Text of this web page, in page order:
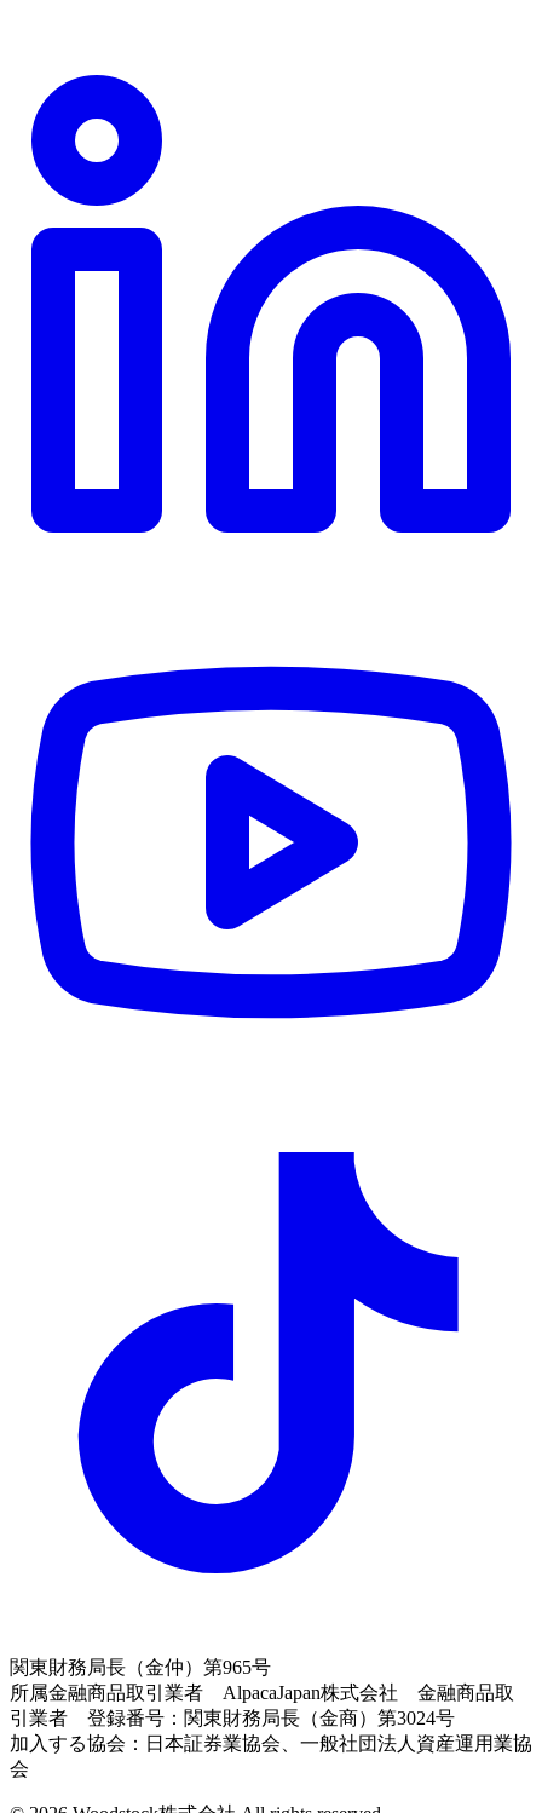
関東財務局長（金仲）第965号
所属金融商品取引業者 AlpacaJapan株式会社 金融商品取
引業者 登録番号：関東財務局長（金商）第3024号
加入する協会：日本証券業協会、一般社団法人資産運用業協
会